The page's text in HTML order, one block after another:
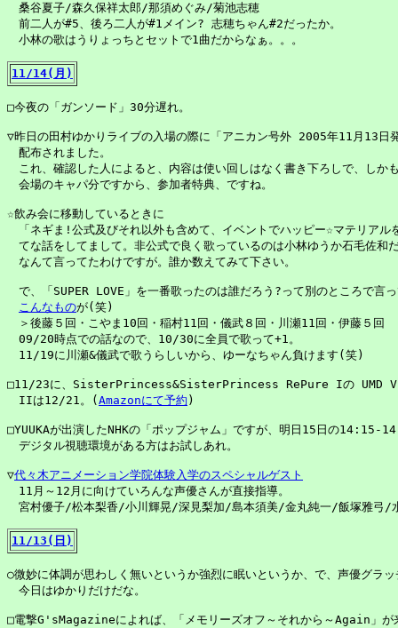
桑谷夏子/森久保祥太郎/那須めぐみ/菊池志穂
前二人が#5、後ろ二人が#1メイン? 志穂ちゃん#2だったか。
小林の歌はうりょっちとセットで1曲だからなぁ。。。
11/14(月)
□今夜の「ガンソード」30分遅れ。
▽昨日の田村ゆかりライブの入場の際に「アニカン号外 2005年11月13日
配布されました。
これ、確認した人によると、内容は使い回しはなく書き下ろしで、しか
会場のキャパ分ですから、参加者特典、ですね。
☆飲み会に移動しているときに
「ネギま!公式及びそれ以外も含めて、イベントでハッピー☆マテリアル
てな話をしてまして。非公式で良く歌っているのは小林ゆうか石毛佐和
なんて言ってたわけですが。誰か数えてみて下さい。
で、「SUPER LOVE」を一番歌ったのは誰だろう?って別のところで言
こんなものが(笑)
＞後藤５回・こやま10回・稲村11回・儀武８回・川瀬11回・伊藤５回
09/20時点での話なので、10/30に全員で歌って+1。
11/19に川瀬&儀武で歌うらしいから、ゆーなちゃん負けます(笑)
□11/23に、SisterPrincess&SisterPrincess RePure Iの UMD
IIは12/21。( Amazonにて予約 )
□YUUKAが出演したNHKの「ポップジャム」ですが、明日15日の14:15-
デジタル視聴環境がある方はお試しあれ。
▽代々木アニメーション学院体験入学のスペシャルゲスト
11月～12月に向けていろんな声優さんが直接指導。
宮村優子/松本梨香/小川輝晃/深見梨加/島本須美/金丸純一/飯塚雅弓/
11/13(日)
○微妙に体調が思わしく無いというか強烈に眠いというか、で、声優グラ
今日はゆかりだけだな。
□電撃G'sMagazineによれば、「メモリーズオフ～それから～Again」が